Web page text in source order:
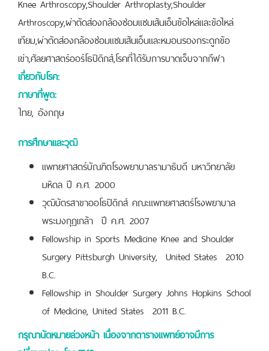
Arthroscopy,ผ่าตัดส่องกล้องซ่อมแซมเส้นเอ็นข้อไหล่และข้อไหล่
เทียม,ผ่าตัดส่องกล้องซ่อมแซมเส้นเอ็นและหมอนรองกระดูกข้อ
เข่า,ศัลยศาสตร์ออร์โธปิดิกส์,โรคที่ได้รับการบาดเจ็บจากกีฬา
เกี่ยวกับโรค:
ภาษาที่พูด:
ไทย, อังกฤษ
การศึกษาและวุฒิ
แพทยศาสตร์บัณฑิตโรงพยาบาลรามาธิบดี มหาวิทยาลัย
มหิดล ปี ค.ศ. 2000
วุฒิบัตรสาขาออโธปิดิกส์ คณะแพทยศาสตร์โรงพยาบาล
พระมงกุฎเกล้า ปี ค.ศ. 2007
Fellowship in Sports Medicine Knee and Shoulder
Surgery Pittsburgh University, United States 2010
B.C.
Fellowship in Shoulder Surgery Johns Hopkins School
of Medicine, United States 2011 B.C.
กรุณานัดหมายล่วงหน้า เนื่องจากตารางแพทย์อาจมีการ